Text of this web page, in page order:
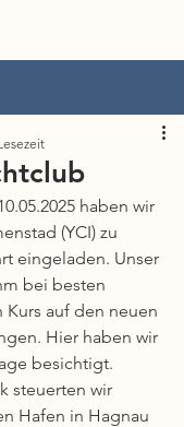
haben wir
(YCI) zu
eingeladen. Unser
bei besten
auf den neuen
Hier haben wir
besichtigt.
steuerten wir
Hafen in Hagnau